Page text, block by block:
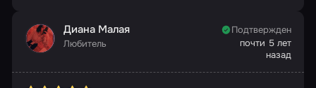
Диана Малая
Любитель
Подтвержден
почти 5 лет
назад